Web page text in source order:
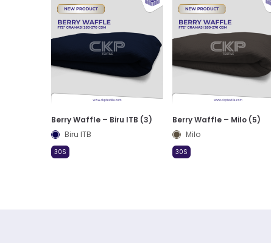
Berry Waffle – Biru ITB (3)
Biru ITB
30S
Berry Waffle – Milo (5)
Milo
30S